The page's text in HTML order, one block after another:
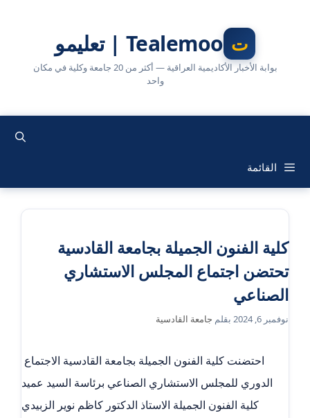
Tealemoo | تعليمو
بوابة الأخبار الأكاديمية العراقية — أكثر من 20 جامعة وكلية في مكان
واحد
القائمة
كلية الفنون الجميلة بجامعة القادسية
تحتضن اجتماع المجلس الاستشاري
الصناعي
نوفمبر 6, 2024 بقلم جامعة القادسية
احتضنت كلية الفنون الجميلة بجامعة القادسية الاجتماع
الدوري للمجلس الاستشاري الصناعي برئاسة السيد عميد
كلية الفنون الجميلة الاستاذ الدكتور كاظم نوير الزبيدي